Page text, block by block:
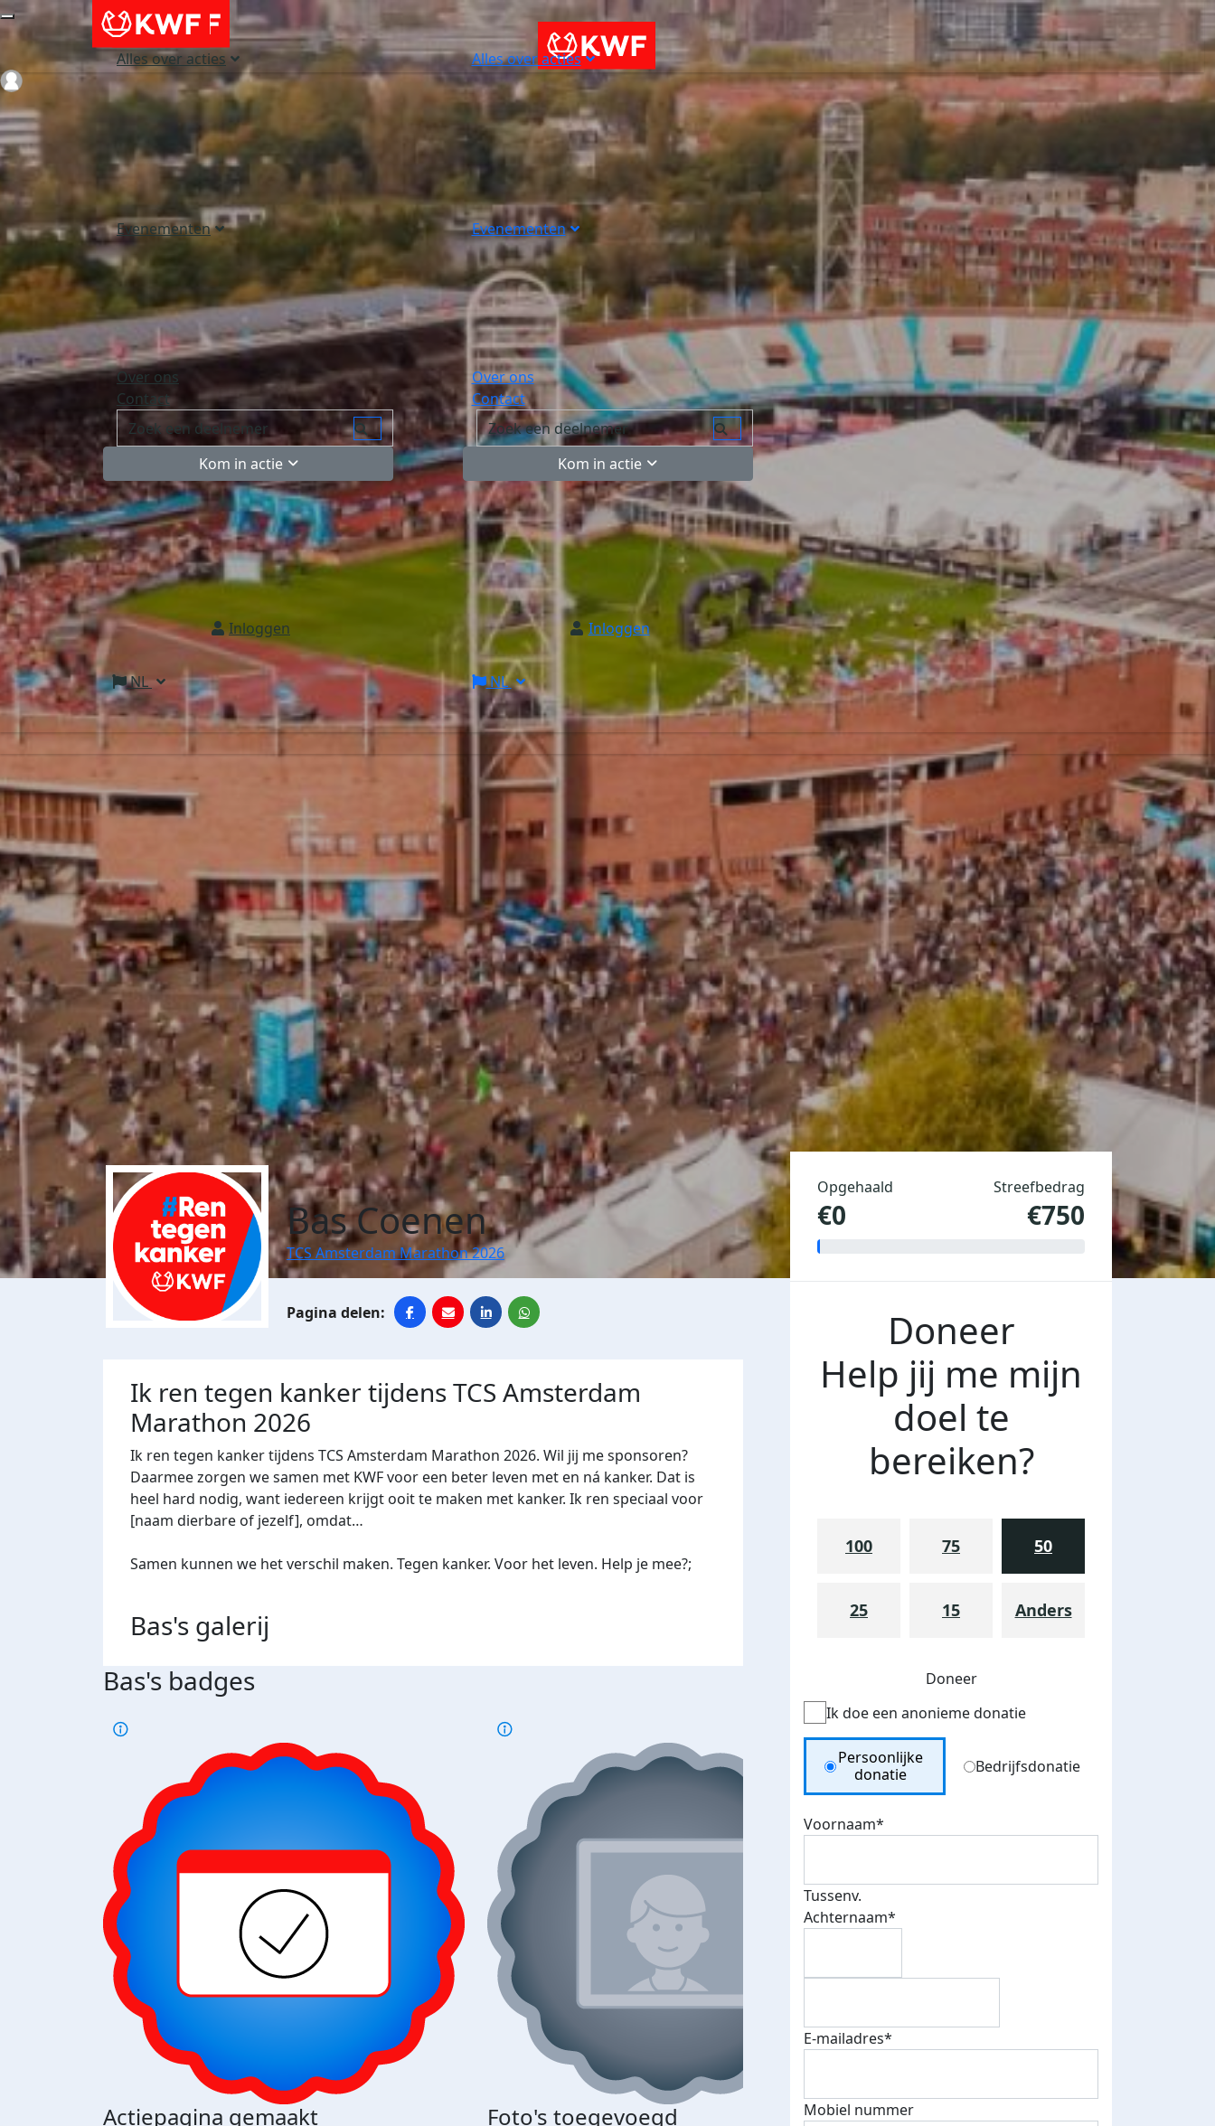
Alles over acties
Evenementen
Over ons
Contact
Kom in actie
Inloggen
NL
Alles over acties
Evenementen
Over ons
Contact
Kom in actie
Inloggen
NL
Login
Bas Coenen
TCS Amsterdam Marathon 2026
Ik ren tegen kanker tijdens TCS Amsterdam
Marathon 2026
Ik ren tegen kanker tijdens TCS Amsterdam Marathon 2026. Wil jij me sponsoren?
Daarmee zorgen we samen met KWF voor een beter leven met en ná kanker. Dat is
heel hard nodig, want iedereen krijgt ooit te maken met kanker. Ik ren speciaal voor
[naam dierbare of jezelf], omdat…
Samen kunnen we het verschil maken. Tegen kanker. Voor het leven. Help je mee?;
Bas's galerij
Bas's badges
Actiepagina gemaakt Foto's toegevoegd E-mails verstuurd
€500 euro opgehaald: t-shirt
Opgehaald
€0
Streefbedrag
€750
Doneer
Help jij me mijn
doel te
bereiken?
100 75 50
25 15 Anders
Doneer
Ik doe een anonieme donatie
Donation Type
Persoonlijke
donatie
Bedrijfsdonatie
Voornaam*
Tussenv.
Achternaam*
E-mailadres*
Mobiel nummer